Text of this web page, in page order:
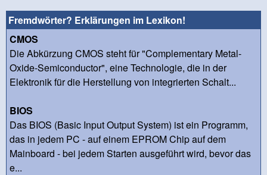
Fremdwörter? Erklärungen im Lexikon!
CMOS
Die Abkürzung CMOS steht für "Complementary Metal-
Oxide-Semiconductor", eine Technologie, die in der
Elektronik für die Herstellung von integrierten Schalt...
BIOS
Das BIOS (Basic Input Output System) ist ein Programm,
das in jedem PC - auf einem EPROM Chip auf dem
Mainboard - bei jedem Starten ausgeführt wird, bevor das
e...